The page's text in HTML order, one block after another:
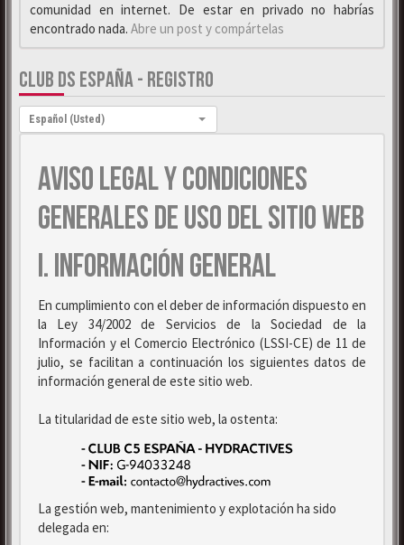
comunidad en internet. De estar en privado no habrías
encontrado nada. Abre un post y compártelas
CLUB DS ESPAÑA - REGISTRO
Idioma:
Español (Usted)
AVISO LEGAL Y CONDICIONES
GENERALES DE USO DEL SITIO WEB
I. INFORMACIÓN GENERAL
En cumplimiento con el deber de información dispuesto en
la Ley 34/2002 de Servicios de la Sociedad de la
Información y el Comercio Electrónico (LSSI-CE) de 11 de
julio, se facilitan a continuación los siguientes datos de
información general de este sitio web.
La titularidad de este sitio web, la ostenta:
La gestión web, mantenimiento y explotación ha sido
delegada en: